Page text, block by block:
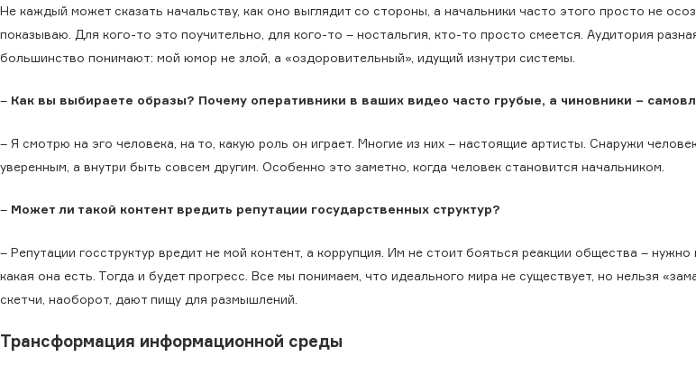
Не каждый может сказать начальству, как оно выглядит со стороны, а начальники часто этого просто не
показываю. Для кого-то это поучительно, для кого-то – ностальгия, кто-то просто смеется. Аудитория
большинство понимают: мой юмор не злой, а «оздоровительный», идущий изнутри системы.
– Как вы выбираете образы? Почему оперативники в ваших видео часто грубые, а чиновники –
– Я смотрю на эго человека, на то, какую роль он играет. Многие из них – настоящие артисты. Снаружи
уверенным, а внутри быть совсем другим. Особенно это заметно, когда человек становится начальником.
– Может ли такой контент вредить репутации государственных структур?
– Репутации госструктур вредит не мой контент, а коррупция. Им не стоит бояться реакции общества – нужно
какая она есть. Тогда и будет прогресс. Все мы понимаем, что идеального мира не существует, но нельзя
скетчи, наоборот, дают пищу для размышлений.
Трансформация информационной среды